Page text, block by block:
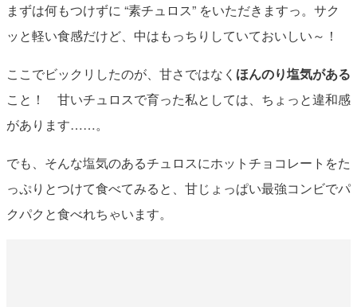
まずは何もつけずに “素チュロス” をいただきますっ。サク
ッと軽い食感だけど、中はもっちりしていておいしい～！
ここでビックリしたのが、甘さではなく ほんのり塩気がある
こと！ 甘いチュロスで育った私としては、ちょっと違和感
があります……。
でも、そんな塩気のあるチュロスにホットチョコレートをた
っぷりとつけて食べてみると、甘じょっぱい最強コンビでパ
クパクと食べれちゃいます。